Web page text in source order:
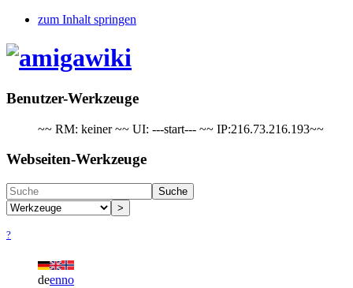
zum Inhalt springen
Benutzer-Werkzeuge
~~ RM: keiner ~~ UI: ---start--- ~~ IP:216.73.216.193~~
Webseiten-Werkzeuge
Suche
>
?
deenno